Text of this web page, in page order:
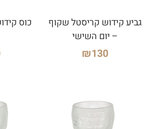
גביע קידוש קריסטל שקוף
– יום השישי
₪130
כוס